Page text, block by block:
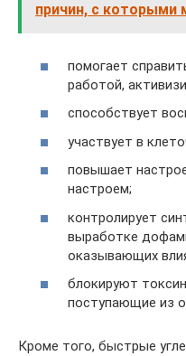
причин, с которыми
помогает
работой,
способствует
участвует в
повышает
настроем;
контролирует
выработке
оказывающих
блокируют
поступающие из
Кроме того, быстрые